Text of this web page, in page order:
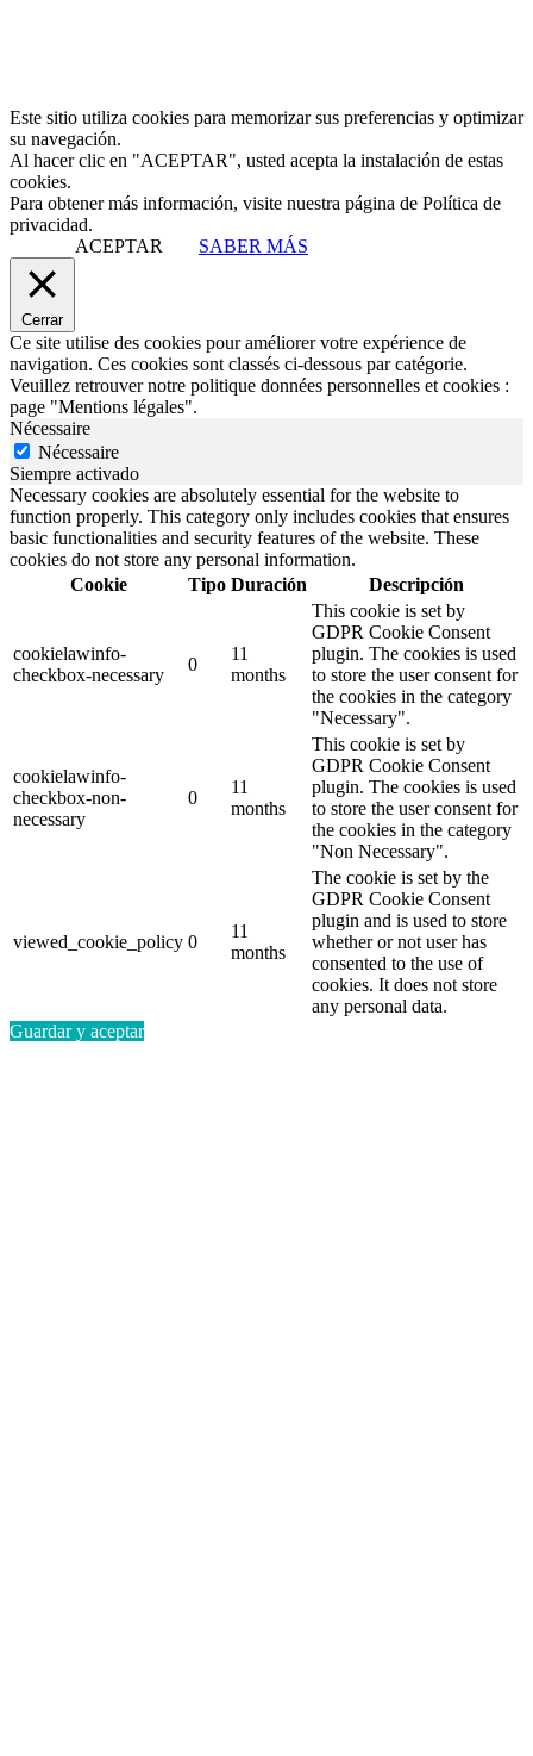
Este sitio utiliza cookies para memorizar sus preferencias y optimizar
su navegación.
Al hacer clic en "ACEPTAR", usted acepta la instalación de estas
cookies.
Para obtener más información, visite nuestra página de Política de
privacidad.
ACEPTAR
SABER MÁS
Cerrar
Ce site utilise des cookies pour améliorer votre expérience de
navigation. Ces cookies sont classés ci-dessous par catégorie.
Veuillez retrouver notre politique données personnelles et cookies :
page "Mentions légales".
Nécessaire
Nécessaire
Siempre activado
Necessary cookies are absolutely essential for the website to
function properly. This category only includes cookies that ensures
basic functionalities and security features of the website. These
cookies do not store any personal information.
Cookie
Tipo Duración Descripción
cookielawinfo-
checkbox-necessary
0
11
months
This cookie is set by
GDPR Cookie Consent
plugin. The cookies is used
to store the user consent for
the cookies in the category
"Necessary".
cookielawinfo-
checkbox-non-
necessary
0
11
months
This cookie is set by
GDPR Cookie Consent
plugin. The cookies is used
to store the user consent for
the cookies in the category
"Non Necessary".
viewed_cookie_policy 0
11
months
The cookie is set by the
GDPR Cookie Consent
plugin and is used to store
whether or not user has
consented to the use of
cookies. It does not store
any personal data.
Guardar y aceptar